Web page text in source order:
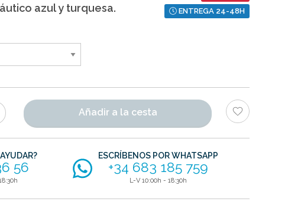
azul y turquesa.
ENTREGA 24-48H
Añadir a la cesta
56
ESCRÍBENOS POR WHATSAPP
+34 683 185 759
L-V 10:00h - 18:30h